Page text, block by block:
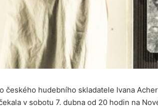
českého hudebního skladatele Ivana
v sobotu 7. dubna od 20 hodin na